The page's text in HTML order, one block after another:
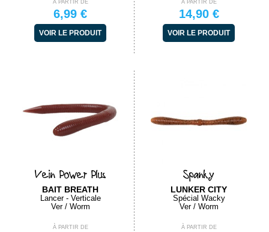
À PARTIR DE
6,99 €
VOIR LE PRODUIT
À PARTIR DE
14,90 €
VOIR LE PRODUIT
Vein Power Plus
BAIT BREATH
Lancer - Verticale
Ver / Worm
À PARTIR DE
Spanky
LUNKER CITY
Spécial Wacky
Ver / Worm
À PARTIR DE